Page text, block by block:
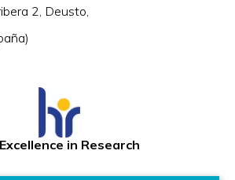
2, Deusto,
in Research